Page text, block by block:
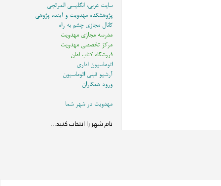
سایت عربی، انگلیسی المرتجی
پژوهشکده مهدویت و آینده پژوهی
کانال مجازی چشم به راه
مدرسه مجازی مهدویت
مرکز تخصصی مهدویت
فروشگاه کتاب امان
اتوماسیون اداری
آرشیو قبلی اتوماسیون
ورود همکاران
مهدویت در شهر شما